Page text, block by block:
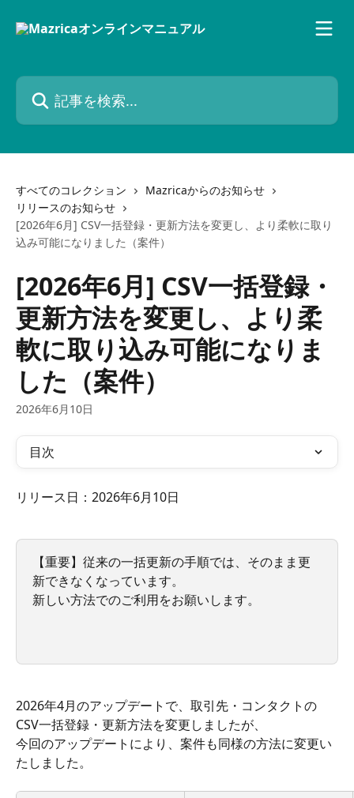
記事を検索...
すべてのコレクション
Mazricaからのお知らせ
リリースのお知らせ
[2026年6月] CSV一括登録・更新方法を変更し、より柔軟に取り
込み可能になりました（案件）
[2026年6月] CSV一括登録・
更新方法を変更し、より柔
軟に取り込み可能になりま
した（案件）
2026年6月10日
目次
リリース日：2026年6月10日
【重要】従来の一括更新の手順では、そのまま更
新できなくなっています。
新しい方法でのご利用をお願いします。
2026年4月のアップデートで、取引先・コンタクトの
CSV一括登録・更新方法を変更しましたが、
今回のアップデートにより、案件も同様の方法に変更い
たしました。